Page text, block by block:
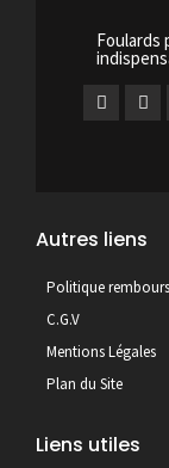
Foulards
Autres liens
Politique
C.G.V
Mentions Légales
Plan du Site
Liens utiles